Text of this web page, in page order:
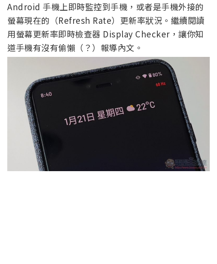
Android 手機上即時監控到手機，或者是手機外接的
螢幕現在的（Refresh Rate）更新率狀況。繼續閱讀
用螢幕更新率即時檢查器 Display Checker，讓你知
道手機有沒有偷懶（？）報導內文。